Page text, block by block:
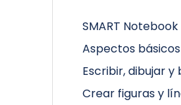
SMART Notebook
Aspectos básicos
Escribir, dibujar y
Crear figuras y